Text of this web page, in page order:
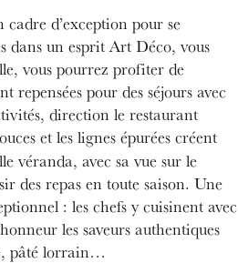
d’exception pour se
dans un esprit Art Déco, vous
vous pourrez profiter de
repensées pour des séjours avec
direction le restaurant
et les lignes épurées créent
véranda, avec sa vue sur le
des repas en toute saison. Une
: les chefs y cuisinent avec
les saveurs authentiques
pâté lorrain…